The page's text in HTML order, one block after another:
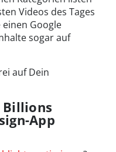
Videos des Tages
Google
sogar auf
auf Dein
App